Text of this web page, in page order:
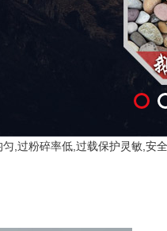
,过粉碎率低,过载保护灵敏,安